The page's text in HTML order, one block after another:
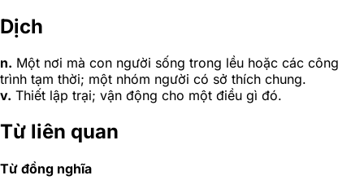
Dịch
n. Một nơi mà con người sống trong lều hoặc các công
trình tạm thời; một nhóm người có sở thích chung.
v. Thiết lập trại; vận động cho một điều gì đó.
Từ liên quan
Từ đồng nghĩa